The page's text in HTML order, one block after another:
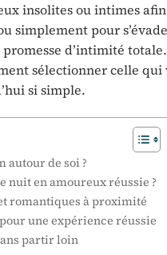
insolites ou intimes
simplement pour
d’intimité
sélectionner celle
si simple.
autour de soi ?
en amoureux réussie ?
romantiques à proximité
une expérience réussie
partir loin